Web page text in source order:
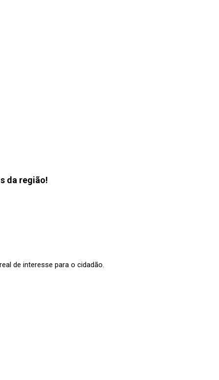
da região!
de interesse para o cidadão.